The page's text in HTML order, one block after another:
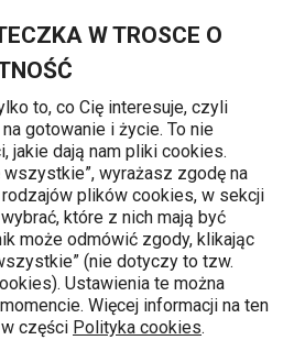
W TROSCE O
to, co Cię interesuje, czyli
gotowanie i życie. To nie
jakie dają nam pliki cookies.
wszystkie”, wyrażasz zgodę na
plików cookies, w sekcji
które z nich mają być
może odmówić zgody, klikając
(nie dotyczy to tzw.
Ustawienia te można
Więcej informacji na ten
części Polityka cookies.
do gotowania
kuchennych wykonane
brzozowego. Możesz wybrać
potrzebujesz – w naszej ofercie